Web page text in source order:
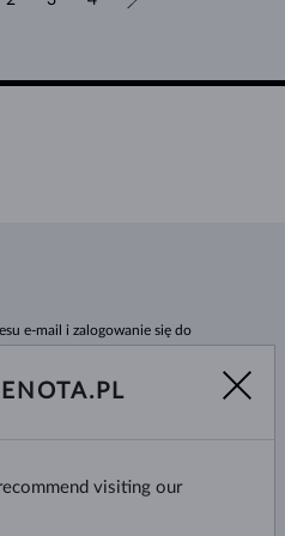
e-mail i zalogowanie się do
wiadomości na e-mail.
visiting our